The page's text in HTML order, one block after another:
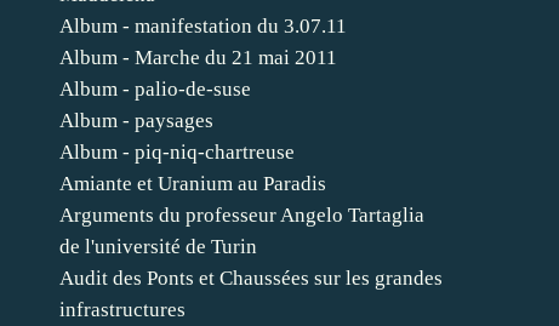
Album - manifestation du 3.07.11
Album - Marche du 21 mai 2011
Album - palio-de-suse
Album - paysages
Album - piq-niq-chartreuse
Amiante et Uranium au Paradis
Arguments du professeur Angelo Tartaglia
de l'université de Turin
Audit des Ponts et Chaussées sur les grandes
infrastructures